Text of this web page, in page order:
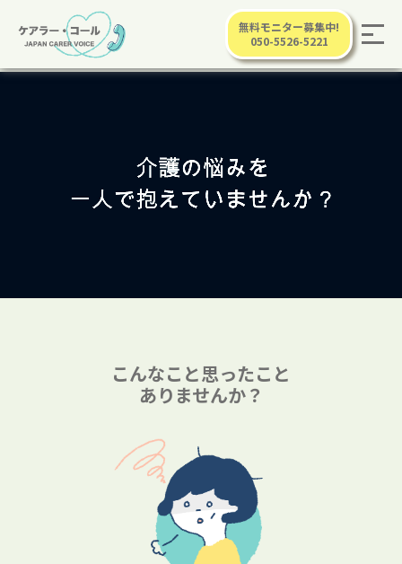
無料モニター募集中!
050-5526-5221
こんなこと思ったこと
ありませんか？